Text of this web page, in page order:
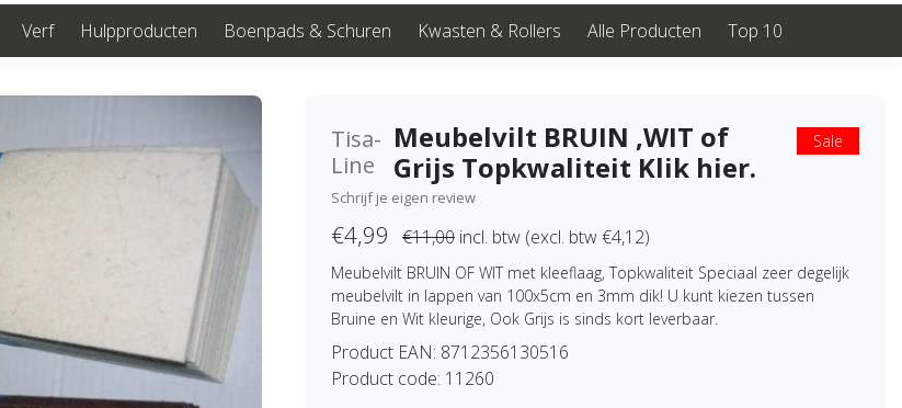
Verf Hulpproducten Boenpads & Schuren Kwasten & Rollers Alle Producten Top 10
Tisa-
Line
Meubelvilt BRUIN ,WIT of
Grijs Topkwaliteit Klik hier.
Sale
Schrijf je eigen review
€4,99 €11,00 incl. btw (excl. btw €4,12)
Meubelvilt BRUIN OF WIT met kleeflaag, Topkwaliteit Speciaal zeer degelijk
meubelvilt in lappen van 100x5cm en 3mm dik! U kunt kiezen tussen
Bruine en Wit kleurige, Ook Grijs is sinds kort leverbaar.
Product EAN: 8712356130516
Product code: 11260